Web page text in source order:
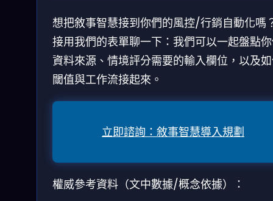
想把敘事智慧接到你們的風控/行銷自動化嗎
接用我們的表單聊一下：我們可以一起盤點
資料來源、情境評分需要的輸入欄位，以及
閾值與工作流接起來。
立即諮詢：敘事智慧導入規劃
權威參考資料（文中數據/概念依據）：